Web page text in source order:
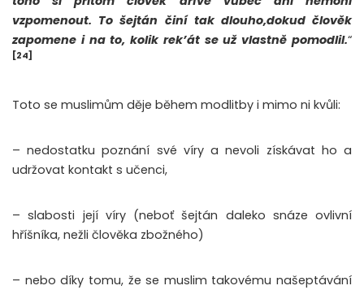
vzpomenout. To šejtán činí tak dlouho,dokud člověk
zapomene i na to, kolik rek’át se už vlastně pomodlil.“
[24]
Toto se muslimům děje během modlitby i mimo ni kvůli:
– nedostatku poznání své víry a nevoli získávat ho a
udržovat kontakt s učenci,
– slabosti její víry (neboť šejtán daleko snáze ovlivní
hříšníka, nežli člověka zbožného)
– nebo díky tomu, že se muslim takovému našeptávání